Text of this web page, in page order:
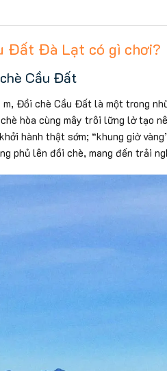
Đất Đà Lạt có gì chơi?
Cầu Đất
Đồi chè Cầu Đất là một trong
hòa cùng mây trôi lững lờ tạo
hành thật sớm; “khung giờ
phủ lên đồi chè, mang đến trải